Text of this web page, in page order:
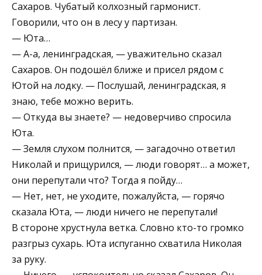
Сахаров. Чубатый колхозный гармонист.
Говорили, что он в лесу у партизан.
— Юта…
— A-а, ленинградская, — уважительно сказал
Сахаров. Он подошёл ближе и присел рядом с
Ютой на лодку. — Послушай, ленинградская, я
знаю, тебе можно верить.
— Откуда вы знаете? — недоверчиво спросила
Юта.
— Земля слухом полнится, — загадочно ответил
Николай и прищурился, — люди говорят… а может,
они перепутали что? Тогда я пойду…
— Нет, нет, не уходите, пожалуйста, — горячо
сказала Юта, — люди ничего не перепутали!
В стороне хрустнула ветка. Словно кто-то громко
разгрыз сухарь. Юта испуганно схватила Николая
за руку.